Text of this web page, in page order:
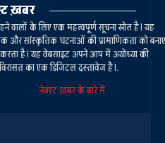
ख़बर
वालों के लिए एक महत्वपूर्ण सूचना स्रोत है। यह
और सांस्कृतिक घटनाओं की प्रामाणिकता को बनाए
करता है। यह वेबसाइट अपने आप में अयोध्या की
का एक डिजिटल दस्तावेज है।.
नेक्स्ट ख़बर के बारे में